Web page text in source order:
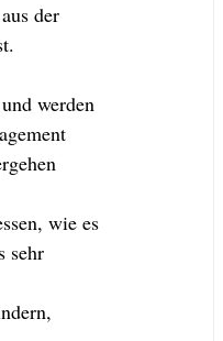
der
werden
wie es
sehr